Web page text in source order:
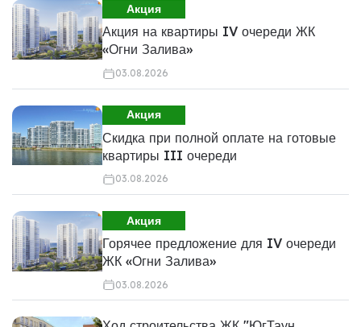
Акция
Акция на квартиры IV очереди ЖК
«Огни Залива»
03.08.2026
Акция
Скидка при полной оплате на готовые
квартиры III очереди
03.08.2026
Акция
Горячее предложение для IV очереди
ЖК «Огни Залива»
03.08.2026